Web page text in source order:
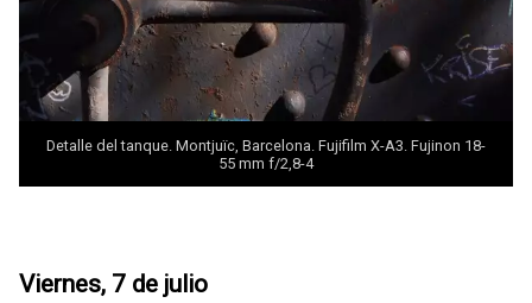
Detalle del tanque. Montjuïc, Barcelona. Fujifilm X-A3. Fujinon 18-
55 mm f/2,8-4
Viernes, 7 de julio